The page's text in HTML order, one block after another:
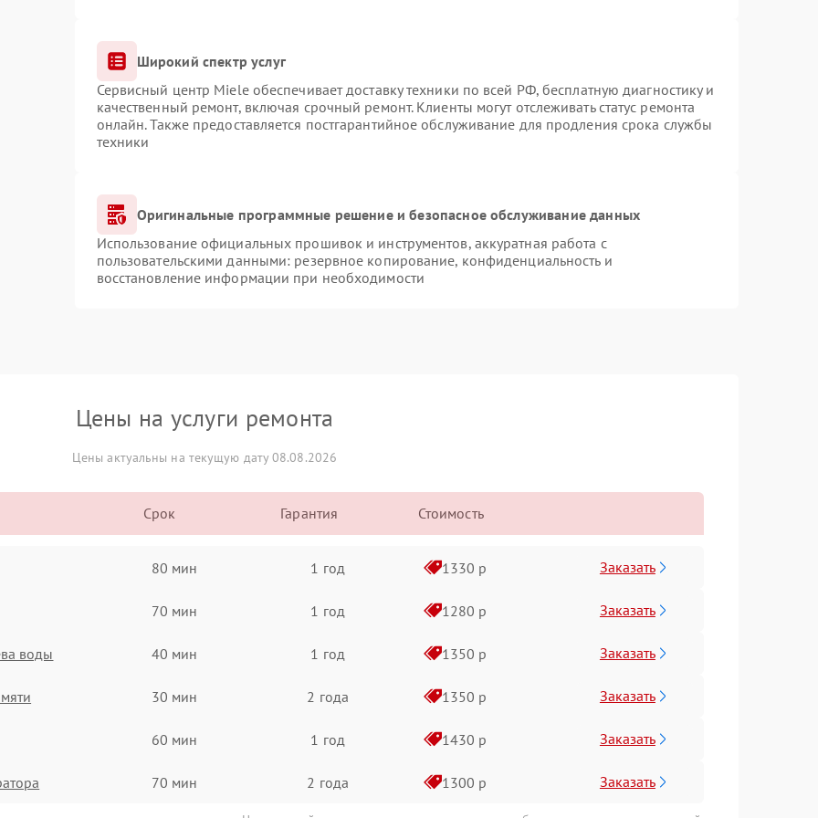
Широкий спектр услуг
Сервисный центр Miele обеспечивает доставку техники по всей РФ, бесплатную диагностику и
качественный ремонт, включая срочный ремонт. Клиенты могут отслеживать статус ремонта
онлайн. Также предоставляется постгарантийное обслуживание для продления срока службы
техники
Оригинальные программные решение и безопасное обслуживание данных
Использование официальных прошивок и инструментов, аккуратная работа с
пользовательскими данными: резервное копирование, конфиденциальность и
восстановление информации при необходимости
Цены на услуги ремонта
Цены актуальны на текущую дату 08.08.2026
Срок Гарантия Стоимость
80 мин 1 год 1330 р Заказать
70 мин 1 год 1280 р Заказать
воды 40 мин 1 год 1350 р Заказать
30 мин 2 года 1350 р Заказать
60 мин 1 год 1430 р Заказать
70 мин 2 года 1300 р Заказать